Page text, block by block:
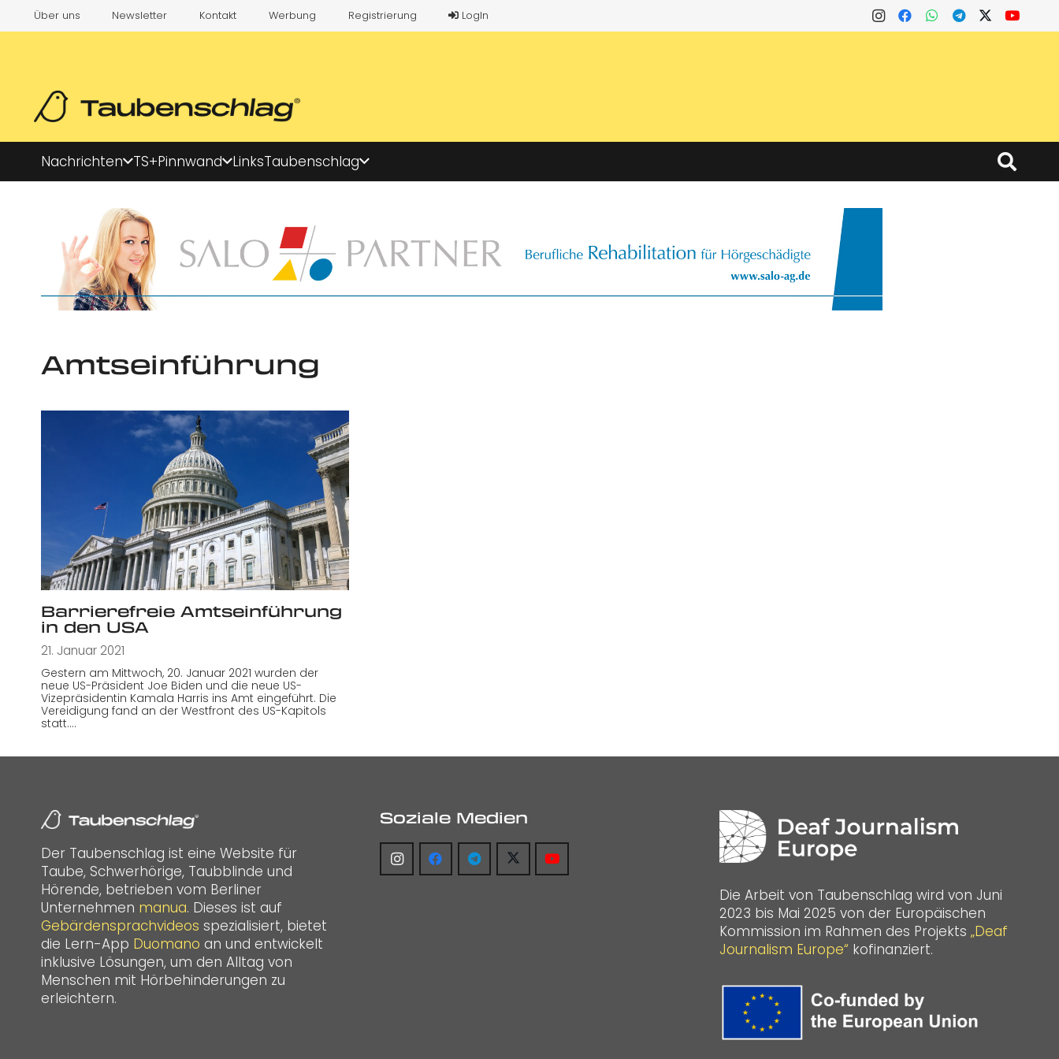
Über uns Newsletter Kontakt Werbung Registrierung LogIn
Nachrichten TS+Pinnwand LinksTaubenschlag
Amtseinführung
Barrierefreie Amtseinführung
in den USA
21. Januar 2021
Gestern am Mittwoch, 20. Januar 2021 wurden der
neue US-Präsident Joe Biden und die neue US-
Vizepräsidentin Kamala Harris ins Amt eingeführt. Die
Vereidigung fand an der Westfront des US-Kapitols
statt.…
Der Taubenschlag ist eine Website für
Taube, Schwerhörige, Taubblinde und
Hörende, betrieben vom Berliner
Unternehmen manua. Dieses ist auf
Gebärdensprachvideos spezialisiert, bietet
die Lern-App Duomano an und entwickelt
inklusive Lösungen, um den Alltag von
Menschen mit Hörbehinderungen zu
erleichtern.
Soziale Medien
Die Arbeit von Taubenschlag wird von Juni
2023 bis Mai 2025 von der Europäischen
Kommission im Rahmen des Projekts „Deaf
Journalism Europe“ kofinanziert.